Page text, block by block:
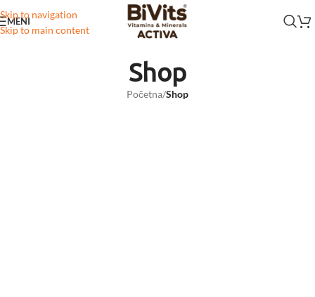
Skip to navigation
Skip to main content
MENI
Shop
Početna/Shop